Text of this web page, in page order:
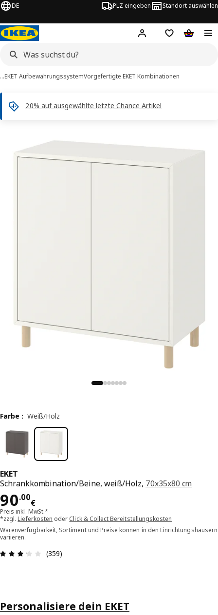
DE PLZ eingeben Standort auswählen
Hej! Hier einloggen
Merkzettel
…EKET AufbewahrungssystemVorgefertigte EKET Kombinationen
20% auf ausgewählte letzte Chance Artikel
EKET
Schrankkombination/Beine, weiß/Holz, 70x35x80 cm
90.00
€
Preis 90.00€
Preis inkl. MwSt.*
*zzgl.Lieferkosten oder Click & Collect Bereitstellungskosten
Warenverfügbarkeit, Sortiment und Preise können in den Einrichtungshäusern
variieren.
Bewertung: 3.3 von 5 Sterne Alle Bewertungen:
(359)
Farbe : Weiß/Holz
Personalisiere dein EKET